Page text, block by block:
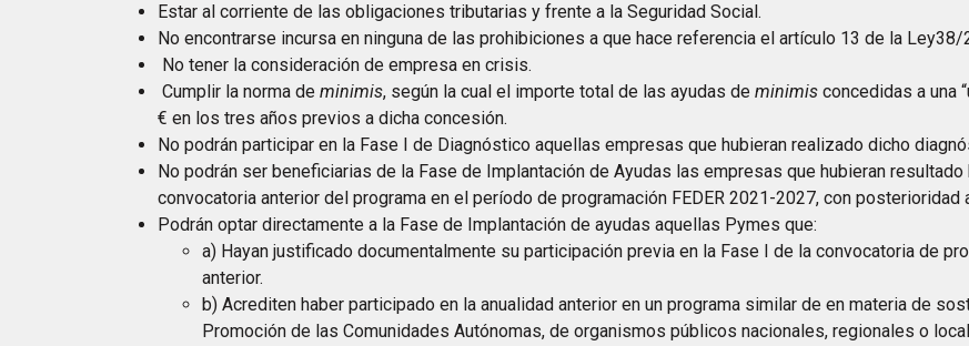
Estar al corriente de las obligaciones tributarias y frente a la Seguridad Social.
No encontrarse incursa en ninguna de las prohibiciones a que hace referencia el artículo 13 de la
No tener la consideración de empresa en crisis.
Cumplir la norma de minimis, según la cual el importe total de las ayudas de minimis concedidas a una
€ en los tres años previos a dicha concesión.
No podrán participar en la Fase I de Diagnóstico aquellas empresas que hubieran realizado dicho
No podrán ser beneficiarias de la Fase de Implantación de Ayudas las empresas que hubieran
convocatoria anterior del programa en el período de programación FEDER 2021-2027, con
Podrán optar directamente a la Fase de Implantación de ayudas aquellas Pymes que:
a) Hayan justificado documentalmente su participación previa en la Fase I de la convocatoria de
anterior.
b) Acrediten haber participado en la anualidad anterior en un programa similar de en materia de
Promoción de las Comunidades Autónomas, de organismos públicos nacionales, regionales o